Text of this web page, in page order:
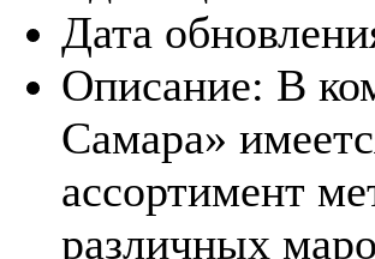
Дата
Описание: В
Самара»
ассортимент
различных